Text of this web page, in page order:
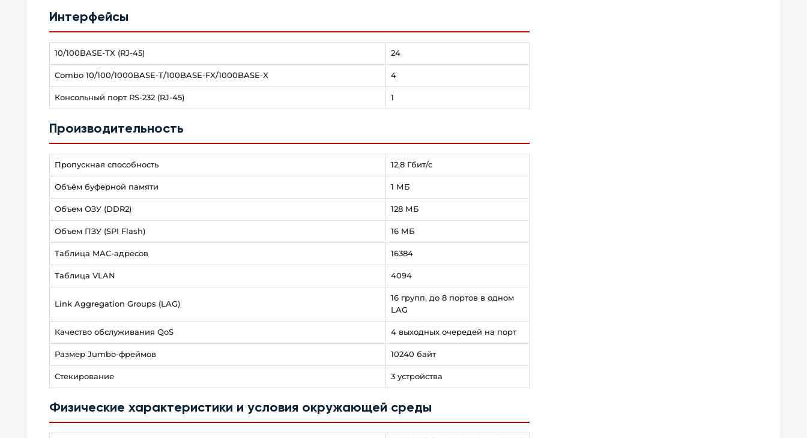
Интерфейсы
10/100BASE-TX (RJ-45) 24
Combo 10/100/1000BASE-T/100BASE-FX/1000BASE-X 4
Консольный порт RS-232 (RJ-45) 1
Производительность
Пропускная способность 12,8 Гбит/с
Объём буферной памяти 1 МБ
Объем ОЗУ (DDR2) 128 МБ
Объем ПЗУ (SPI Flash) 16 МБ
Таблица MAC-адресов 16384
Таблица VLAN 4094
Link Aggregation Groups (LAG)
16 групп, до 8 портов в одном
LAG
Качество обслуживания QoS 4 выходных очередей на порт
Размер Jumbo-фреймов 10240 байт
Стекирование 3 устройства
Физические характеристики и условия окружающей среды